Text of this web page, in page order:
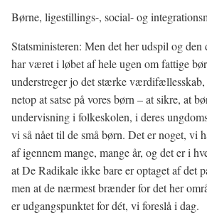
Børne, ligestillings-, social- og
Statsministeren: Men det her udspil og
har været i løbet af hele ugen om fattige
understreger jo det stærke
netop at satse på vores børn – at sikre, at
undervisning i folkeskolen, i deres
vi så nået til de små børn. Det er noget, vi
af igennem mange, mange år, og det er i
at De Radikale ikke bare er optaget af det
men at de nærmest brænder for det her
er udgangspunktet for dét, vi foreslå i dag.